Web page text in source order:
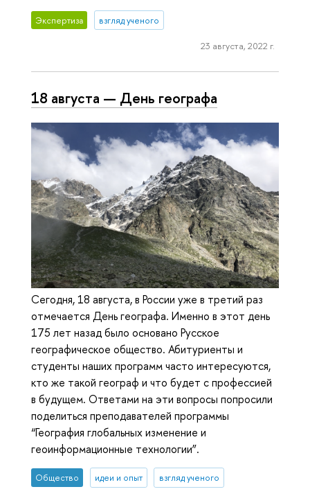
Экспертиза взгляд ученого
23 августа, 2022 г.
18 августа — День географа
Сегодня, 18 августа, в России уже в третий раз
отмечается День географа. Именно в этот день
175 лет назад было основано Русское
географическое общество. Абитуриенты и
студенты наших программ часто интересуются,
кто же такой географ и что будет с профессией
в будущем. Ответами на эти вопросы попросили
поделиться преподавателей программы
“География глобальных изменение и
геоинформационные технологии”.
Общество идеи и опыт взгляд ученого